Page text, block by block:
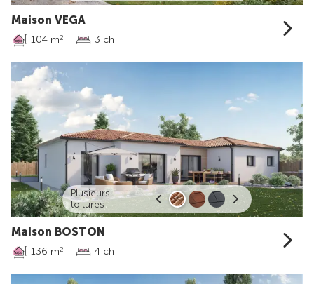
Maison VEGA
104 m2 3 ch
Maison BOSTON
136 m2 4 ch
Plusieurs
toitures